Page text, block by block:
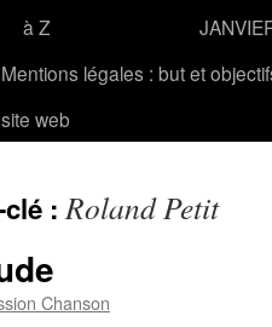
à Z
Mentions légales : but et
site web
clé :Roland Petit
Chanson